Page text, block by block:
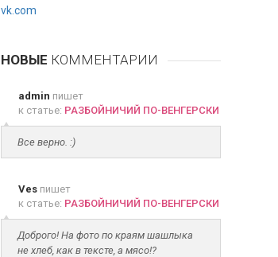
vk.com
НОВЫЕ КОММЕНТАРИИ
admin пишет
к статье: РАЗБОЙНИЧИЙ ПО-ВЕНГЕРСКИ
Все верно. :)
Vesпишет
к статье: РАЗБОЙНИЧИЙ ПО-ВЕНГЕРСКИ
Доброго! На фото по краям шашлыка
не хлеб, как в тексте, а мясо!?